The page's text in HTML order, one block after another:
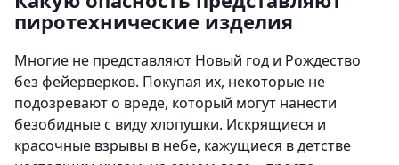
пиротехнические изделия
Многие не представляют Новый год и Рождество
без фейерверков. Покупая их, некоторые не
подозревают о вреде, который могут нанести
безобидные с виду хлопушки. Искрящиеся и
красочные взрывы в небе, кажущиеся в детстве